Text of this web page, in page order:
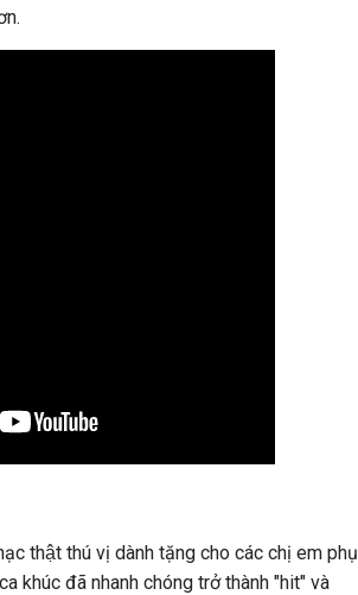
thật thú vị dành tặng cho các chị em phụ
khúc đã nhanh chóng trở thành "hit" và